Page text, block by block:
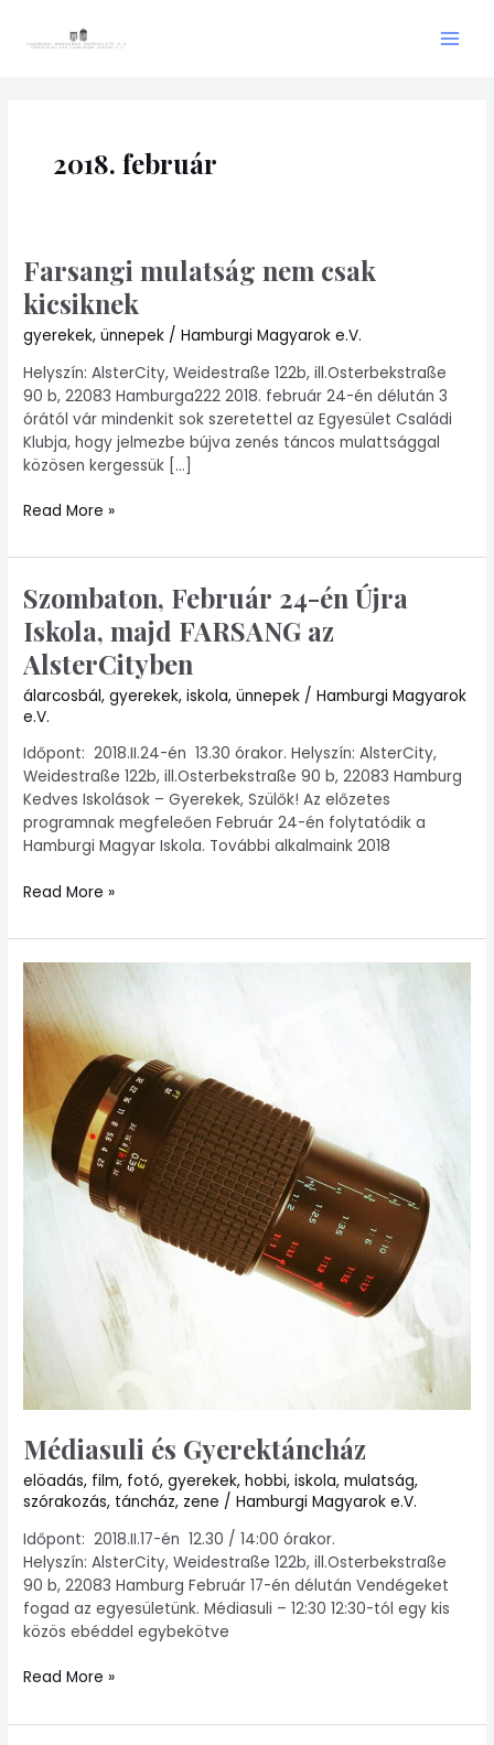
2018. február
Farsangi mulatság nem csak
kicsiknek
gyerekek,ünnepek /Hamburgi Magyarok e.V.
Helyszín: AlsterCity, Weidestraße 122b, ill.Osterbekstraße
90 b, 22083 Hamburga222 2018. február 24-én délután 3
órától vár mindenkit sok szeretettel az Egyesület Családi
Klubja, hogy jelmezbe bújva zenés táncos mulattsággal
közösen kergessük […]
Farsangi
mulatság
nem
csak
Read More »
Szombaton, Február 24-én Újra
Iskola, majd FARSANG az
AlsterCityben
álarcosbál,gyerekek,iskola,ünnepek /Hamburgi Magyarok
e.V.
Időpont: 2018.II.24-én 13.30 órakor. Helyszín: AlsterCity,
Weidestraße 122b, ill.Osterbekstraße 90 b, 22083 Hamburg
Kedves Iskolások – Gyerekek, Szülők! Az előzetes
programnak megfeleően Február 24-én folytatódik a
Hamburgi Magyar Iskola. További alkalmaink 2018
Szombaton,
Február
24-
én
Újra
Iskola,
FARSANG
az
AlsterCityben
Read More »
Médiasuli és Gyerektáncház
elöadás, film, fotó,gyerekek,hobbi,iskola,mulatság,
szórakozás, táncház, zene /Hamburgi Magyarok e.V.
Időpont: 2018.II.17-én 12.30 / 14:00 órakor.
Helyszín: AlsterCity, Weidestraße 122b, ill.Osterbekstraße
90 b, 22083 Hamburg Február 17-én délután Vendégeket
fogad az egyesületünk. Médiasuli – 12:30 12:30-tól egy kis
közös ebéddel egybekötve
Médiasuli
Gyerektáncház
Read More »